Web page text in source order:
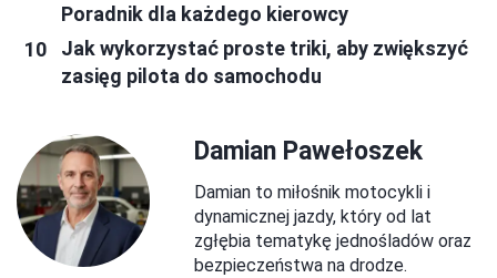
Poradnik dla każdego kierowcy
Jak wykorzystać proste triki, aby zwiększyć
zasięg pilota do samochodu
Damian Pawełoszek
Damian to miłośnik motocykli i
dynamicznej jazdy, który od lat
zgłębia tematykę jednośladów oraz
bezpieczeństwa na drodze.